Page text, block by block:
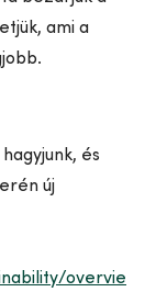
ami a
és
új
overvie